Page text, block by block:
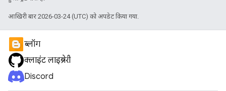
आखिरी बार 2026-03-24 (UTC) को अपडेट किया गया.
ब्लॉग
क्लाइंट लाइब्रेरी
Discord